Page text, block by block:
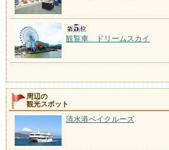
観覧車 ドリームスカイ
周辺の
観光スポット
清水港ベイクルーズ